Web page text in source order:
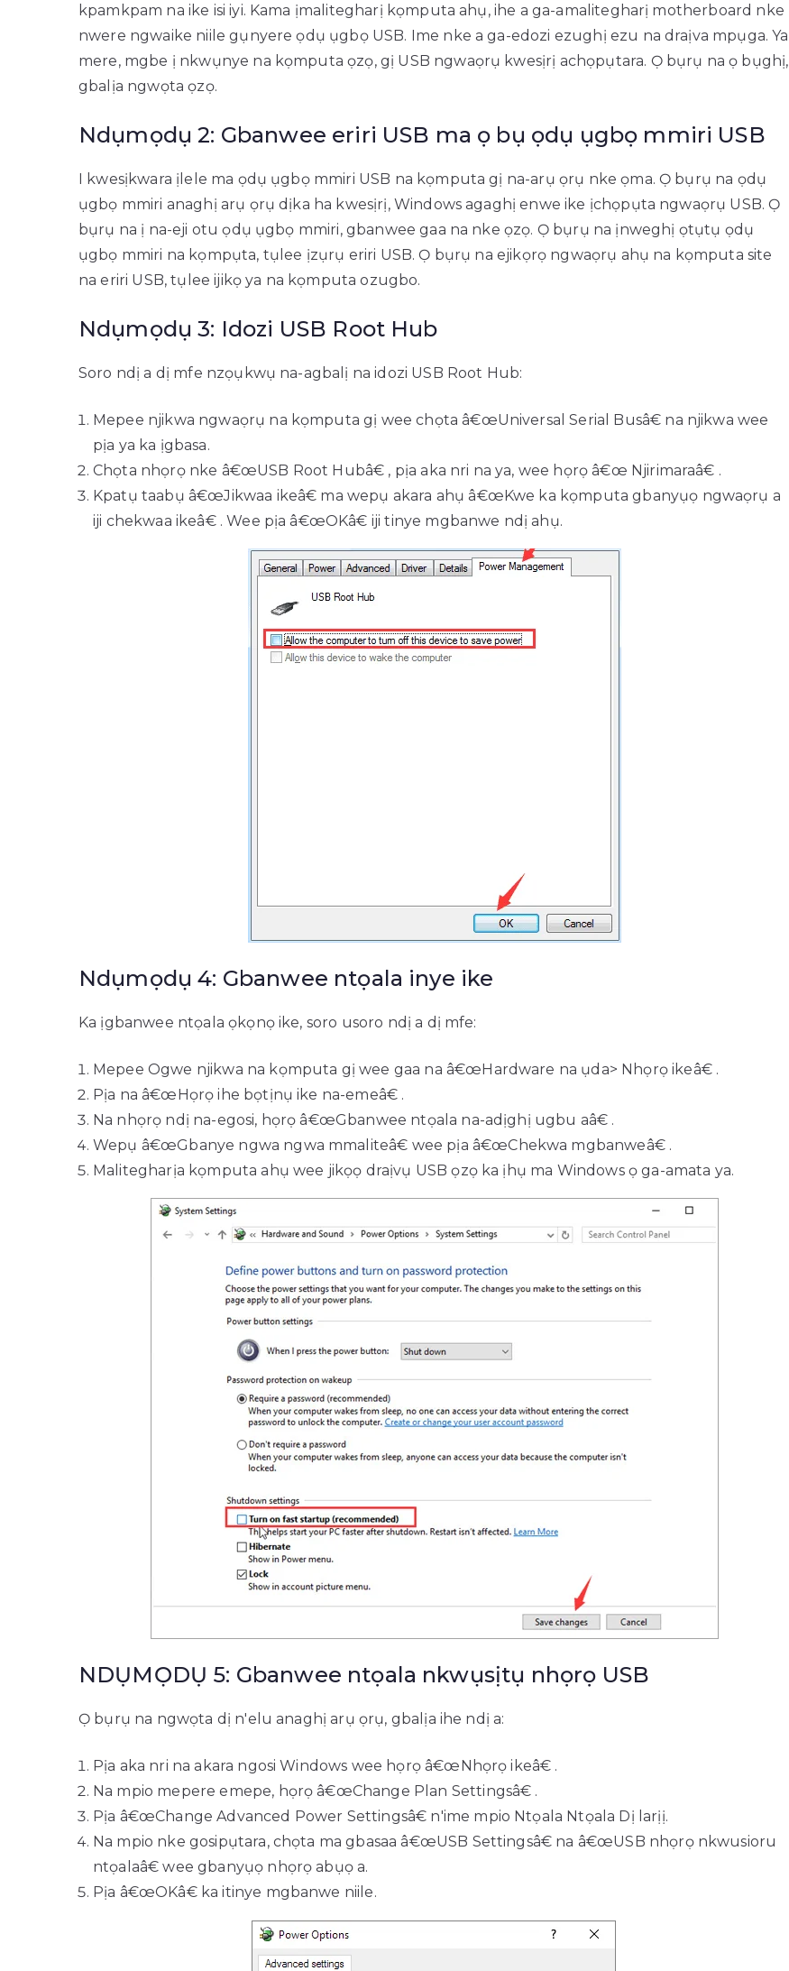
kpamkpam na ike isi iyi. Kama ịmalitegharị kọmputa ahụ, ihe a ga-amalitegharị motherboard nke
nwere ngwaike niile gụnyere ọdụ ụgbọ USB. Ime nke a ga-edozi ezughị ezu na draịva mpụga. Ya
mere, mgbe ị nkwụnye na kọmputa ọzọ, gị USB ngwaọrụ kwesịrị achọpụtara. Ọ bụrụ na ọ bụghị,
gbalịa ngwọta ọzọ.
Ndụmọdụ 2: Gbanwee eriri USB ma ọ bụ ọdụ ụgbọ mmiri USB
I kwesịkwara ịlele ma ọdụ ụgbọ mmiri USB na kọmputa gị na-arụ ọrụ nke ọma. Ọ bụrụ na ọdụ
ụgbọ mmiri anaghị arụ ọrụ dịka ha kwesịrị, Windows agaghị enwe ike ịchọpụta ngwaọrụ USB. Ọ
bụrụ na ị na-eji otu ọdụ ụgbọ mmiri, gbanwee gaa na nke ọzọ. Ọ bụrụ na ịnweghị ọtụtụ ọdụ
ụgbọ mmiri na kọmpụta, tụlee ịzụrụ eriri USB. Ọ bụrụ na ejikọrọ ngwaọrụ ahụ na kọmputa site
na eriri USB, tụlee ijikọ ya na kọmputa ozugbo.
Ndụmọdụ 3: Idozi USB Root Hub
Soro ndị a dị mfe nzọụkwụ na-agbalị na idozi USB Root Hub:
Mepee njikwa ngwaọrụ na kọmputa gị wee chọta â€œUniversal Serial Busâ€ na njikwa wee
pịa ya ka ịgbasa.
Chọta nhọrọ nke â€œUSB Root Hubâ€ , pịa aka nri na ya, wee họrọ â€œ Njirimaraâ€ .
Kpatụ taabụ â€œJikwaa ikeâ€ ma wepụ akara ahụ â€œKwe ka kọmputa gbanyụọ ngwaọrụ a
iji chekwaa ikeâ€ . Wee pịa â€œOKâ€ iji tinye mgbanwe ndị ahụ.
Ndụmọdụ 4: Gbanwee ntọala inye ike
Ka ịgbanwee ntọala ọkọnọ ike, soro usoro ndị a dị mfe:
Mepee Ogwe njikwa na kọmputa gị wee gaa na â€œHardware na ụda> Nhọrọ ikeâ€ .
Pịa na â€œHọrọ ihe bọtịnụ ike na-emeâ€ .
Na nhọrọ ndị na-egosi, họrọ â€œGbanwee ntọala na-adịghị ugbu aâ€ .
Wepụ â€œGbanye ngwa ngwa mmaliteâ€ wee pịa â€œChekwa mgbanweâ€ .
Malitegharịa kọmputa ahụ wee jikọọ draịvụ USB ọzọ ka ịhụ ma Windows ọ ga-amata ya.
NDỤMỌDỤ 5: Gbanwee ntọala nkwụsịtụ nhọrọ USB
Ọ bụrụ na ngwọta dị n'elu anaghị arụ ọrụ, gbalịa ihe ndị a:
Pịa aka nri na akara ngosi Windows wee họrọ â€œNhọrọ ikeâ€ .
Na mpio mepere emepe, họrọ â€œChange Plan Settingsâ€ .
Pịa â€œChange Advanced Power Settingsâ€ n'ime mpio Ntọala Ntọala Dị larịị.
Na mpio nke gosipụtara, chọta ma gbasaa â€œUSB Settingsâ€ na â€œUSB nhọrọ nkwusioru
ntọalaâ€ wee gbanyụọ nhọrọ abụọ a.
Pịa â€œOKâ€ ka itinye mgbanwe niile.